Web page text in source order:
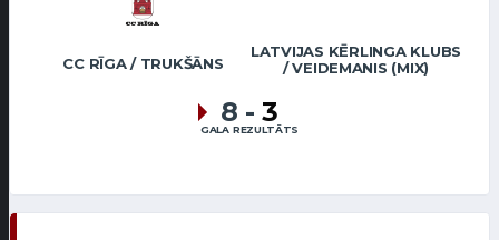
CC RĪGA / TRUKŠĀNS
LATVIJAS KĒRLINGA KLUBS
/ VEIDEMANIS (MIX)
8 - 3
GALA REZULTĀTS